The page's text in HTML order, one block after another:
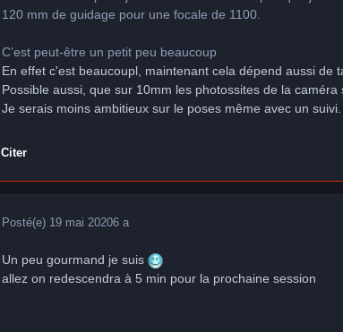
120 mm de guidage pour une focale de 1100.
C’est peut-être un petit peu beaucoup
En effet c'est beaucoupl, maintenant cela dépend aussi de
Possible aussi, que sur 10mm les photossites de la
Je serais moins ambitieux sur le poses même avec un suivi.
Citer
Posté(e) 19 mai 20206 a
Un peu gourmand je suis
allez on redescendra à 5 min pour la prochaine session